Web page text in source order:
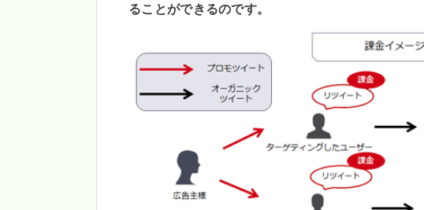
ることができるのです。